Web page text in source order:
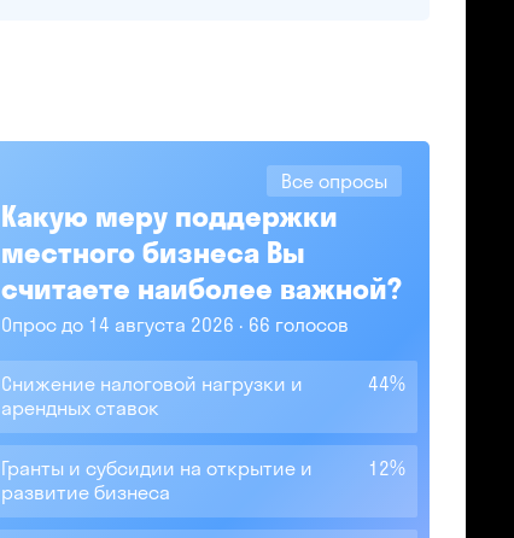
Все опросы
Какую меру поддержки
местного бизнеса Вы
считаете наиболее важной?
Опрос до 14 августа 2026 66 голосов
Снижение налоговой нагрузки и
арендных ставок
44%
Гранты и субсидии на открытие и
развитие бизнеса
12%